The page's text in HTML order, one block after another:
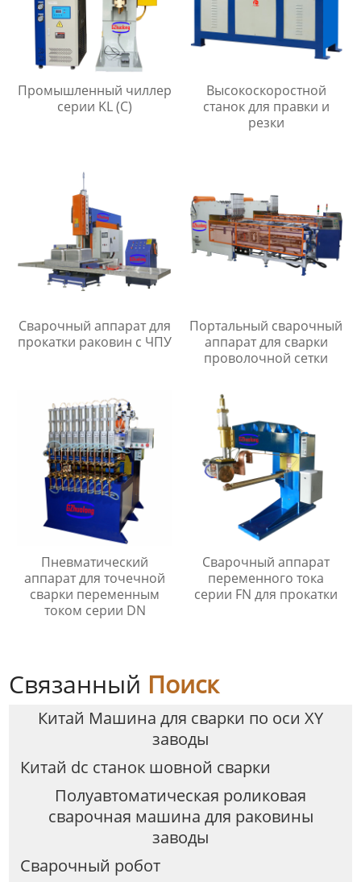
Промышленный чиллер
серии KL (C)
Высокоскоростной
станок для правки и
резки
Сварочный аппарат для
прокатки раковин с ЧПУ
Портальный сварочный
аппарат для сварки
проволочной сетки
Пневматический
аппарат для точечной
сварки переменным
током серии DN
Сварочный аппарат
переменного тока
серии FN для прокатки
Связанный Поиск
Китай Машина для сварки по оси XY
заводы
Китай dc станок шовной сварки
Полуавтоматическая роликовая
сварочная машина для раковины
заводы
Сварочный робот